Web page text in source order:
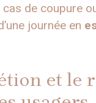
de coupure
journée en
et le